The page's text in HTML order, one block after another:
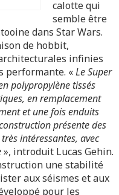
calotte qui
semble être
dans Star Wars.
de hobbit,
infinies
performante. «Le Super
polypropylène tissés
en remplacement
et une fois enduits
présente des
intéressantes, avec
», introduit Lucas Gehin.
une stabilité
aux séismes et aux
pour les